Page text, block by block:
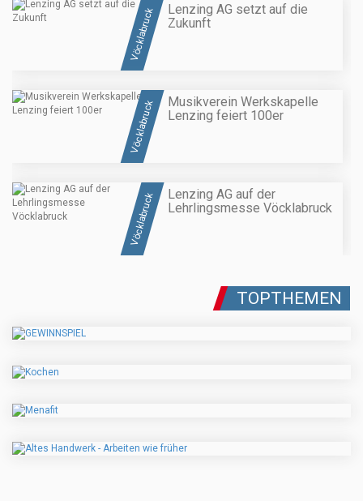
Vöcklabruck
Lenzing AG setzt auf die
Zukunft
Vöcklabruck
Musikverein Werkskapelle
Lenzing feiert 100er
Vöcklabruck
Lenzing AG auf der
Lehrlingsmesse Vöcklabruck
TOPTHEMEN